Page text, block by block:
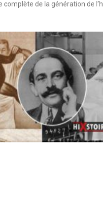
complète de la génération de